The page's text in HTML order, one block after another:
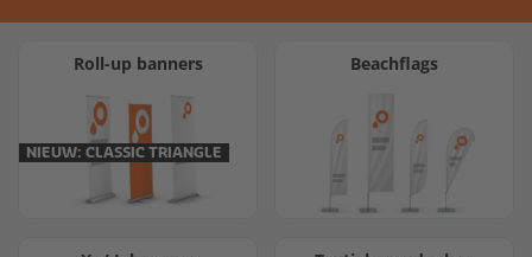
Roll-up banners
NIEUW: CLASSIC TRIANGLE
Beachflags